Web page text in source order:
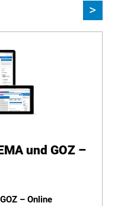
und GOZ –
– Online